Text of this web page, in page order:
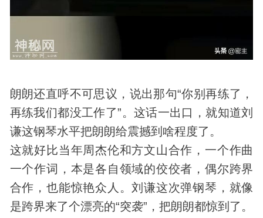
朗朗还直呼不可思议，说出那句“你别再练了，
再练我们都没工作了”。这话一出口，就知道刘
谦这钢琴水平把朗朗给震撼到啥程度了。
这就好比当年周杰伦和方文山合作，一个作曲
一个作词，本是各自领域的佼佼者，偶尔跨界
合作，也能惊艳众人。刘谦这次弹钢琴，就像
是跨界来了个漂亮的“突袭”，把朗朗都惊到了。